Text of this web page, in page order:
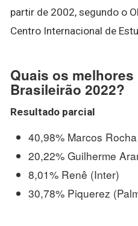
partir de 2002, segundo o
Centro Internacional de
Quais os
Brasileirão 2022?
Resultado parcial
40,98% Marcos
20,22% Guilherme
8,01% Renê (Inter)
30,78% Piquerez